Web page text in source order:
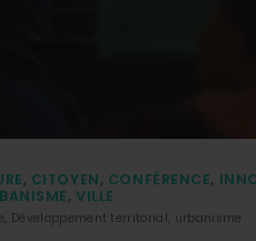
, CITOYEN, CONFÉRENCE,
,VILLE
Développement territorial urbanisme